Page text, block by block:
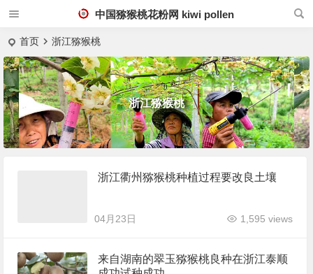
中国猕猴桃花粉网 kiwi pollen
首页 浙江猕猴桃
浙江猕猴桃
浙江衢州猕猴桃种植过程要改良土壤
04月23日 1,595 views
来自湖南的翠玉猕猴桃良种在浙江泰顺